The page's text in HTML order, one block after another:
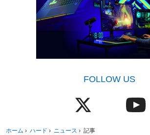
FOLLOW US
ホーム › ハード › ニュース › 記事